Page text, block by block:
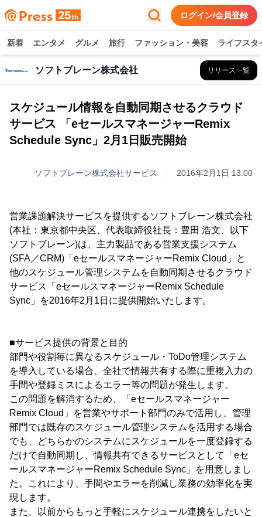
ログイン/会員登録
新着 エンタメ グルメ 旅行 ファッション・美容 ライフスタ
ソフトブレーン株式会社 リリース一覧
スケジュール情報を自動同期させるクラウド
サービス 「eセールスマネージャーRemix
Schedule Sync」2月1日販売開始
ソフトブレーン株式会社サービス 2016年2月1日 13:00
営業課題解決サービスを提供するソフトブレーン株式会社
(本社：東京都中央区、代表取締役社長：豊田 浩文、以下
ソフトブレーン)は、主力製品である営業支援システム
(SFA／CRM)「eセールスマネージャーRemix Cloud」と
他のスケジュール管理システムを自動同期させるクラウド
サービス「eセールスマネージャーRemix Schedule
Sync」を2016年2月1日に提供開始いたします。
■サービス提供の背景と目的
部門や役割毎に異なるスケジュール・ToDo管理システム
を導入している場合、全社で情報共有する際に重複入力の
手間や登録ミスによるエラー等の問題が発生します。
この問題を解消するため、「eセールスマネージャー
Remix Cloud」を営業やサポート部門のみで活用し、管理
部門では既存のスケジュール管理システムを活用する場合
でも、どちらかのシステムにスケジュールを一度登録する
だけで自動同期し、情報共有できるサービスとして「eセ
ールスマネージャーRemix Schedule Sync」を用意しまし
た。これにより、手間やエラーを削減し業務の効率化を実
現します。
また、以前からもっと手軽にスケジュール連携をしたいと